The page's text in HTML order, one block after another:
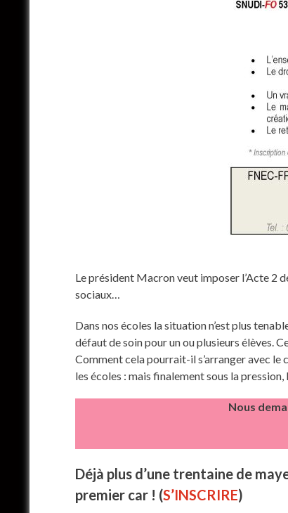
Le président Macron veut imposer l’Acte 2
sociaux…
Dans nos écoles la situation n’est plus
défaut de soin pour un ou plusieurs élèves.
Comment cela pourrait-il s’arranger avec
les écoles : mais finalement sous la
Nous
Déjà plus d’une trentaine de
premier car ! (S’INSCRIRE)